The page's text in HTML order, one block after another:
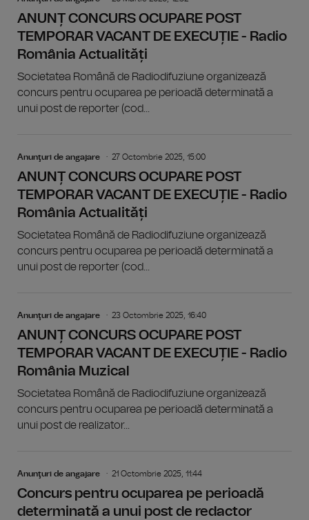
ANUNȚ CONCURS OCUPARE POST
TEMPORAR VACANT DE EXECUȚIE - Radio
România Actualități
Societatea Română de Radiodifuziune organizează
concurs pentru ocuparea pe perioadă determinată a
unui post de reporter (cod...
Anunţuri de angajare 27 Octombrie 2025, 15:00
ANUNȚ CONCURS OCUPARE POST
TEMPORAR VACANT DE EXECUȚIE - Radio
România Actualități
Societatea Română de Radiodifuziune organizează
concurs pentru ocuparea pe perioadă determinată a
unui post de reporter (cod...
Anunţuri de angajare 23 Octombrie 2025, 16:40
ANUNȚ CONCURS OCUPARE POST
TEMPORAR VACANT DE EXECUȚIE - Radio
România Muzical
Societatea Română de Radiodifuziune organizează
concurs pentru ocuparea pe perioadă determinată a
unui post de realizator...
Anunţuri de angajare 21 Octombrie 2025, 11:44
Concurs pentru ocuparea pe perioadă
determinată a unui post de redactor